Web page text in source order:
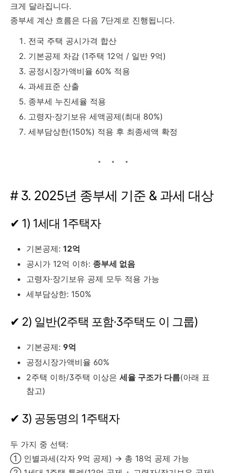
크게 달라집니다.
종부세 계산 흐름은 다음 7단계로 진행됩니다.
전국 주택 공시가격 합산
기본공제 차감 (1주택 12억 / 일반 9억)
공정시장가액비율 60% 적용
과세표준 산출
종부세 누진세율 적용
고령자·장기보유 세액공제(최대 80%)
세부담상한(150%) 적용 후 최종세액 확정
# 3. 2025년 종부세 기준 & 과세 대상
✔ 1) 1세대 1주택자
기본공제: 12억
공시가 12억 이하: 종부세 없음
고령자·장기보유 공제 모두 적용 가능
세부담상한: 150%
✔ 2) 일반(2주택 포함·3주택도 이 그룹)
기본공제: 9억
공정시장가액비율 60%
2주택 이하/3주택 이상은 세율 구조가 다름(아래 표
참고)
✔ 3) 공동명의 1주택자
두 가지 중 선택:
① 인별과세(각자 9억 공제) → 총 18억 공제 가능